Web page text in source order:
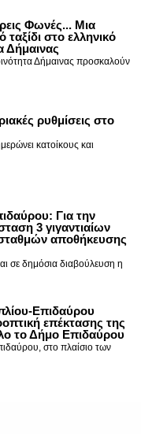
Φωνές... Μια
στο ελληνικό
Δήμαινας
Δήμαινας προσκαλούν
ρυθμίσεις στο
κατοίκους και
Για την
3 γιγαντιαίων
αποθήκευσης
σε δημόσια διαβούλευση η
Επιδαύρου
επέκτασης της
το Δήμο Επιδαύρου
στο πλαίσιο των